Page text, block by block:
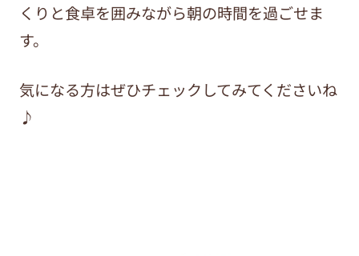
くりと食卓を囲みながら朝の時間を過ごせま
す。
気になる方はぜひチェックしてみてくださいね
♪